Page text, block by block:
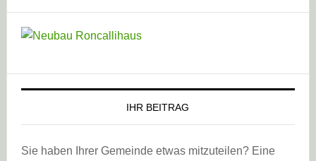
IHR BEITRAG
Sie haben Ihrer Gemeinde etwas mitzuteilen? Eine